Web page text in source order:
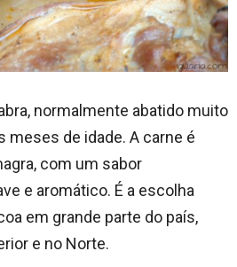
normalmente abatido muito
meses de idade. A carne é
com um sabor
e aromático. É a escolha
em grande parte do país,
e no Norte.